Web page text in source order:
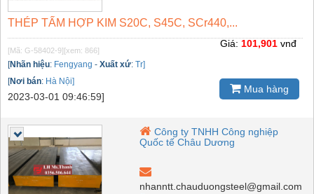
THÉP TẤM HỢP KIM S20C, S45C, SCr440,...
[Mã: G-58402-9] [xem: 866]
[Nhãn hiệu: Fengyang - Xuất xứ: Tr]
[Nơi bán: Hà Nội]
2023-03-01 09:46:59]
Giá: 101,901 vnđ
Mua hàng
Công ty TNHH Công nghiệp
Quốc tế Châu Dương
nhanntt.chauduongsteel@gmail.com